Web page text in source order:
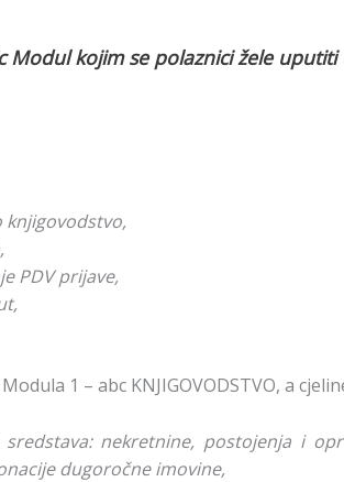
Modul kojim se polaznici žele
PDV prijave,
1 – abc KNJIGOVODSTVO, a
nekretnine, postojenja i
dugoročne imovine,